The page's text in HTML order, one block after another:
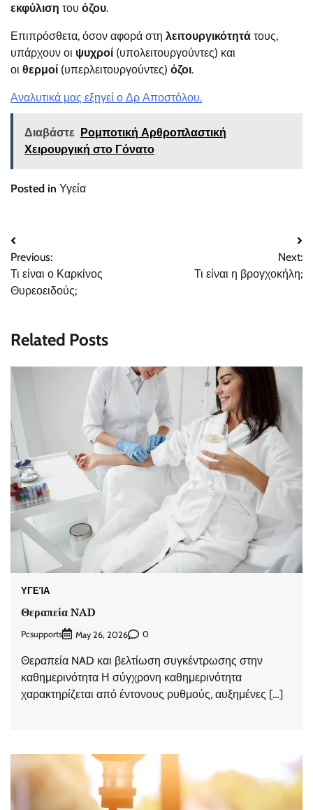
εκφύλιση του όζου.
Επιπρόσθετα, όσον αφορά στη λειτουργικότητά τους,
υπάρχουν οι ψυχροί (υπολειτουργούντες) και
οι θερμοί (υπερλειτουργούντες) όζοι.
Αναλυτικά μας εξηγεί ο Δρ Αποστόλου.
Διαβάστε Ρομποτική Αρθροπλαστική
Χειρουργική στο Γόνατο
Posted in Υγεία
Post
navigation
Previous:
Τι είναι ο Καρκίνος
Θυρεοειδούς;
Next:
Τι είναι η βρογχοκήλη;
Related Posts
ΥΓΕΊΑ
Θεραπεία NAD
Pcsupports May 26, 2026 0
Θεραπεία NAD και βελτίωση συγκέντρωσης στην
καθημερινότητα Η σύγχρονη καθημερινότητα
χαρακτηρίζεται από έντονους ρυθμούς, αυξημένες […]